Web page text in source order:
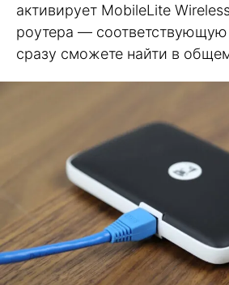
активирует MobileLite
роутера —
сразу сможете найти в